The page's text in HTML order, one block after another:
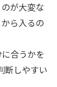
が大変な
ら入るの
合うかを
断しやすい